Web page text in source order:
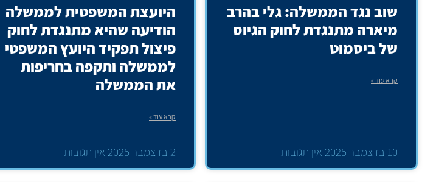
שוב נגד הממשלה: גלי בהרב
מיארה מתנגדת לחוק הגיוס
של ביסמוט
קרא עוד »
10 בדצמבר 2025 אין תגובות
היועצת המשפטית לממשלה
הודיעה שהיא מתנגדת לחוק
פיצול תפקיד היועץ המשפטי
לממשלה ותקפה בחריפות
את הממשלה
קרא עוד »
2 בדצמבר 2025 אין תגובות